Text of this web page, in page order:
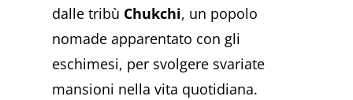
dalle tribù Chukchi, un popolo
nomade apparentato con gli
eschimesi, per svolgere svariate
mansioni nella vita quotidiana.